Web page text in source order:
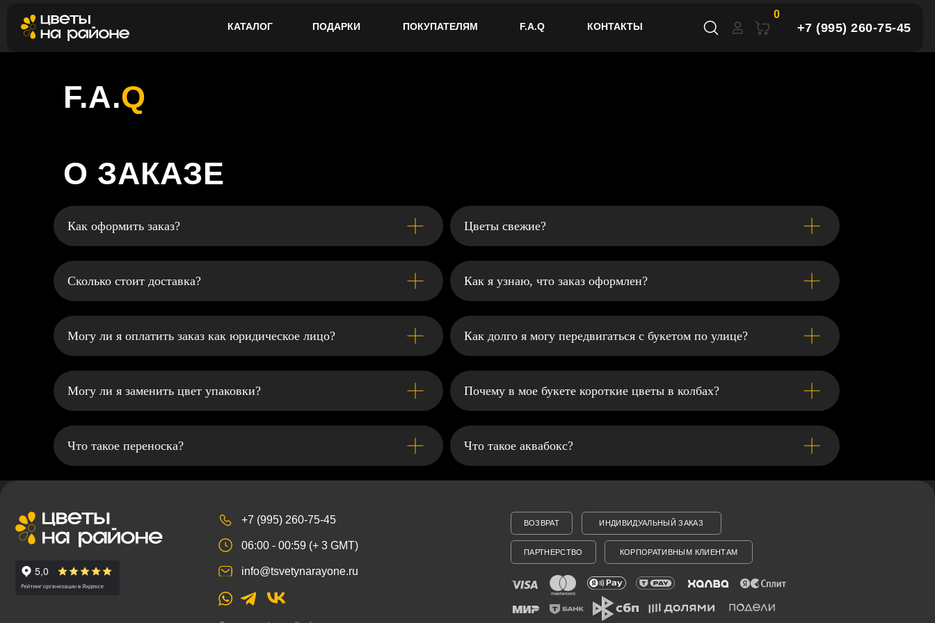
+7 (995) 260-75-45
КАТАЛОГ ПОДАРКИ ПОКУПАТЕЛЯМ F.A.Q КОНТАКТЫ
0
F.A.Q
О ЗАКАЗЕ
Как оформить заказ? Цветы свежие?
Сколько стоит доставка? Как я узнаю, что заказ оформлен?
Могу ли я оплатить заказ как юридическое лицо? Как долго я могу передвигаться с букетом по улице?
Могу ли я заменить цвет упаковки? Почему в мое букете короткие цветы в колбах?
Что такое переноска? Что такое аквабокс?
событий на нашем веб-сайте, что позволяет нам улучшать взаимодействие с пользователями и
Продолжая просмотр страниц нашего сайта, вы принимаете условия его использования. Более
подробные сведения смотрите в нашей Политике в отношении файлов и Договоре публичной оферты.
+7 (995) 260-75-45
Политика обработки данных
ИНДИВИДУАЛЬНЫЙ ЗАКАЗ
ВОЗВРАТ
Реклама